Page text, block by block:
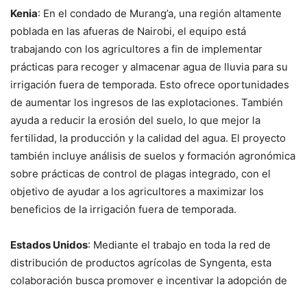
Kenia: En el condado de Murang’a, una región altamente
poblada en las afueras de Nairobi, el equipo está
trabajando con los agricultores a fin de implementar
prácticas para recoger y almacenar agua de lluvia para su
irrigación fuera de temporada. Esto ofrece oportunidades
de aumentar los ingresos de las explotaciones. También
ayuda a reducir la erosión del suelo, lo que mejor la
fertilidad, la producción y la calidad del agua. El proyecto
también incluye análisis de suelos y formación agronómica
sobre prácticas de control de plagas integrado, con el
objetivo de ayudar a los agricultores a maximizar los
beneficios de la irrigación fuera de temporada.
Estados Unidos: Mediante el trabajo en toda la red de
distribución de productos agrícolas de Syngenta, esta
colaboración busca promover e incentivar la adopción de